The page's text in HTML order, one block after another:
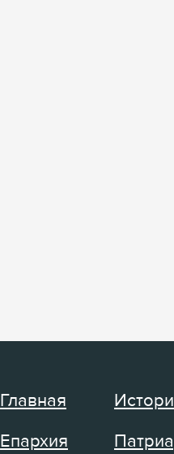
Главная
Епархия